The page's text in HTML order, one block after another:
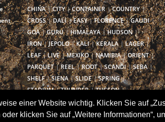
einer Website wichtig. Klicken Sie auf
klicken Sie auf „Weitere Informationen“,
CHINA
CITY CONTAINER
COUNTRY
CROSS
DALI EASY FLORENCE
GAUDI
GOA
GURU HIMALAYA
HUDSON
IRON
JEPOLO KALI KERALA
LAGER
LEAF
LIVE MEXIKO NAMIBIA
ORIENT
PARQUET
REEL ROOT SCANDI
SEBA
SHELF
SIENA SLIDE
SPRING
STADIUM
THUNDER
TUCSON
VALENCIA
VIENNA YOGA